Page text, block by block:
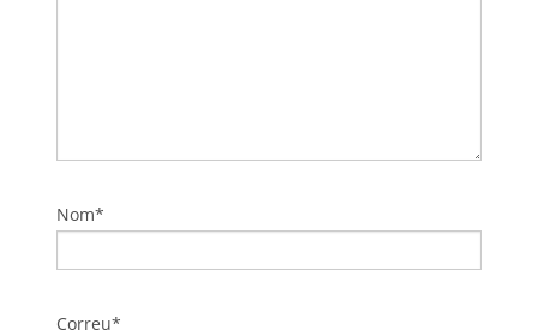
Nom*
Correu*